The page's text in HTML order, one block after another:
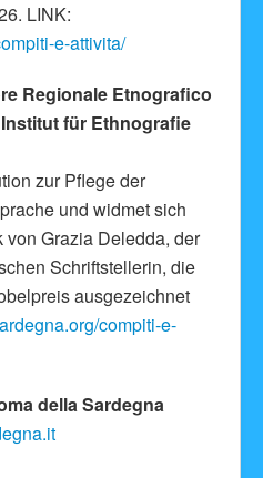
LINK:
e-attivita/
Regionale Etnografico
für Ethnografie
zur Pflege der
und widmet sich
Grazia Deledda, der
Schriftstellerin, die
ausgezeichnet
compiti-e-
della Sardegna